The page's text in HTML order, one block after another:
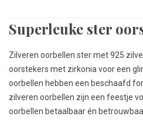
Superleuke ster
Zilveren oorbellen ster met 925
oorstekers met zirkonia voor een
oorbellen hebben een beschaafd
zilveren oorbellen zijn een feestje
oorbellen betaalbaar én